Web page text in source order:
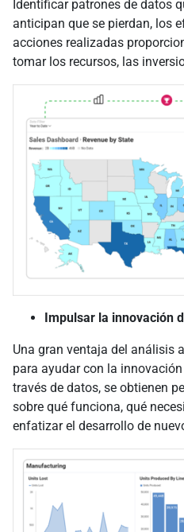
Identificar patrones de datos
anticipan que se pierdan, los
acciones realizadas
tomar los recursos, las
Impulsar la innovación
Una gran ventaja del análisis
para ayudar con la
través de datos, se obtienen
sobre qué funciona, qué
enfatizar el desarrollo de